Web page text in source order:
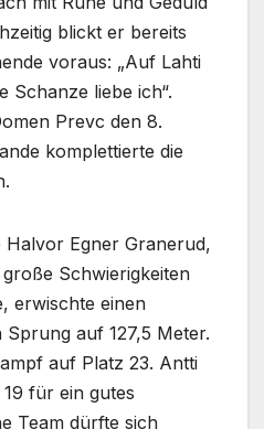
blickt er bereits
voraus: „Auf Lahti
Schanze liebe ich“.
Prevc den 8.
komplettierte die
Egner Granerud,
Schwierigkeiten
erwischte einen
auf 127,5 Meter.
auf Platz 23. Antti
für ein gutes
Team dürfte sich